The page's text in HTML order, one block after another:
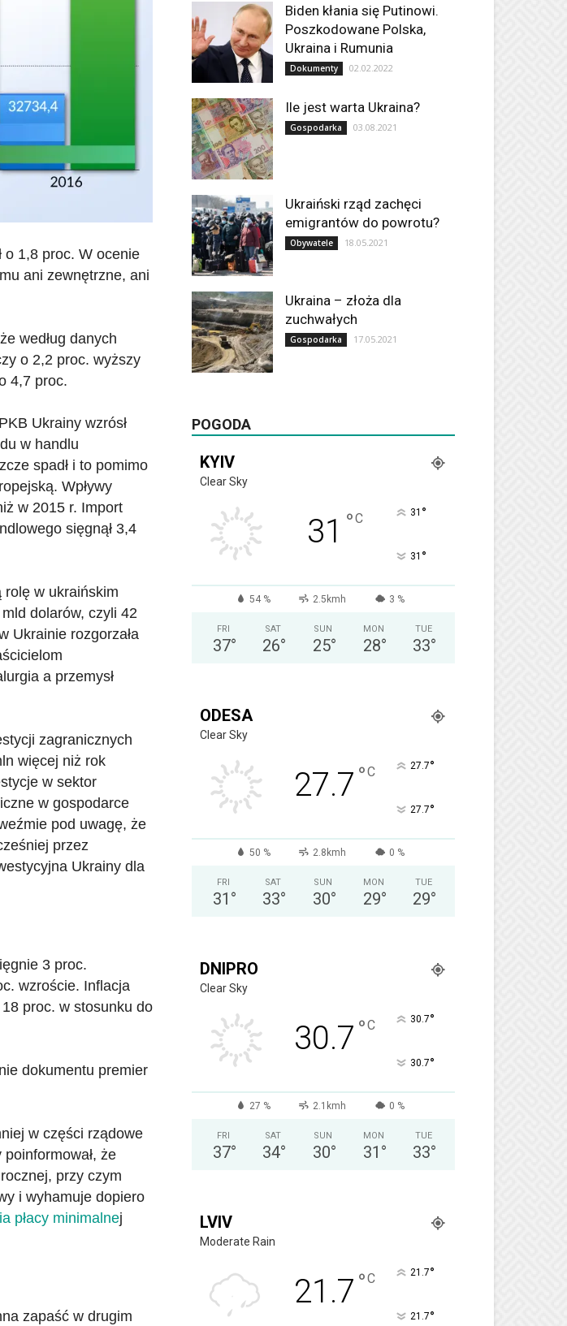
o 1,8 proc. W ocenie
ani zewnętrzne, ani
według danych
o 2,2 proc. wyższy
4,7 proc.
PKB Ukrainy wzrósł
w handlu
spadł i to pomimo
Wpływy
w 2015 r. Import
sięgnął 3,4
rolę w ukraińskim
dolarów, czyli 42
Ukrainie rozgorzała
a przemysł
zagranicznych
więcej niż rok
w sektor
w gospodarce
pod uwagę, że
przez
Ukrainy dla
3 proc.
wzroście. Inflacja
proc. w stosunku do
dokumentu premier
w części rządowe
że
przy czym
i wyhamuje dopiero
płacy minimalnej
zapaść w drugim
Biden kłania się Putinowi.
Poszkodowane Polska,
Ukraina i Rumunia
Dokumenty 02.02.2022
Ile jest warta Ukraina?
Gospodarka 03.08.2021
Ukraiński rząd zachęci
emigrantów do powrotu?
Obywatele 18.05.2021
Ukraina – złoża dla
zuchwałych
Gospodarka 17.05.2021
POGODA
KYIV
Clear Sky
31 °C 31 °
31 °
54 % 2.5kmh 3 %
FRI
37°
SAT
26°
SUN
25°
MON
28°
TUE
33°
ODESA
Clear Sky
27.7 °C 27.7°
27.7°
50 % 2.8kmh 0 %
FRI
31 °
SAT
33°
SUN
30°
MON
29°
TUE
29°
DNIPRO
Clear Sky
30.7 °C 30.7°
30.7°
27 % 2.1kmh 0 %
FRI
37°
SAT
34°
SUN
30°
MON
31 °
TUE
33°
LVIV
Moderate Rain
21.7 °C 21.7°
21.7°